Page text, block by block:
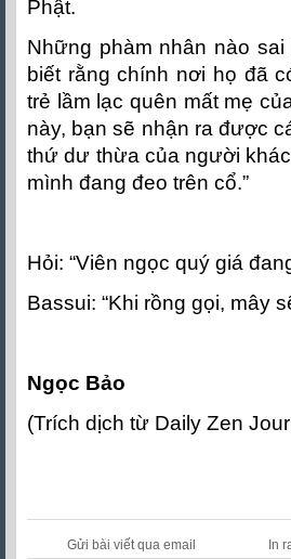
Phật.
Những phàm nhân nào
biết rằng chính nơi họ đã
trẻ lầm lạc quên mất mẹ
này, bạn sẽ nhận ra được
thứ dư thừa của người
mình đang đeo trên cổ.”
Hỏi: “Viên ngọc quý giá
Bassui: “Khi rồng gọi, mây
Ngọc Bảo
(Trích dịch từ Daily Zen
Gửi bài viết qua email In